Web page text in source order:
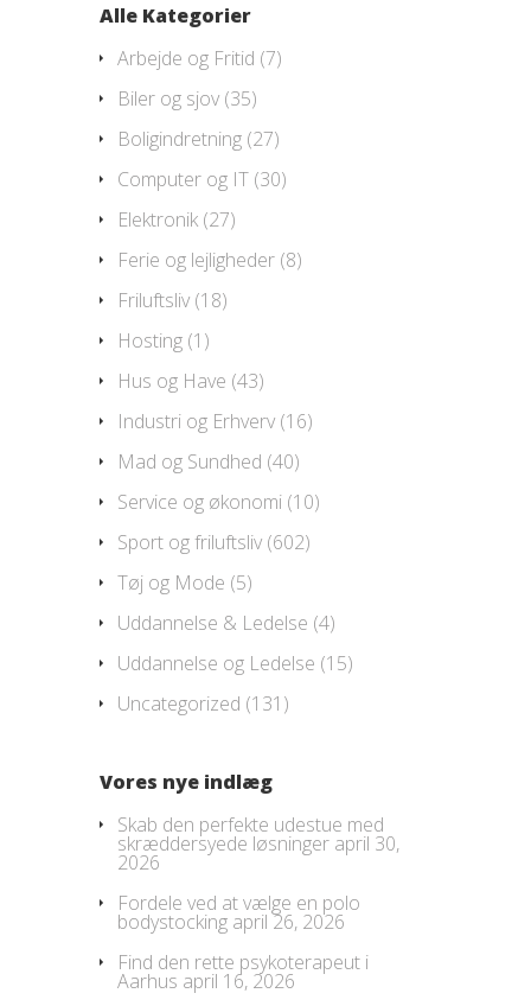
Alle Kategorier
Arbejde og Fritid (7)
Biler og sjov (35)
Boligindretning (27)
Computer og IT (30)
Elektronik (27)
Ferie og lejligheder (8)
Friluftsliv (18)
Hosting (1)
Hus og Have (43)
Industri og Erhverv (16)
Mad og Sundhed (40)
Service og økonomi (10)
Sport og friluftsliv (602)
Tøj og Mode (5)
Uddannelse & Ledelse (4)
Uddannelse og Ledelse (15)
Uncategorized (131)
Vores nye indlæg
Skab den perfekte udestue med
skræddersyede løsninger april 30,
2026
Fordele ved at vælge en polo
bodystocking april 26, 2026
Find den rette psykoterapeut i
Aarhus april 16, 2026